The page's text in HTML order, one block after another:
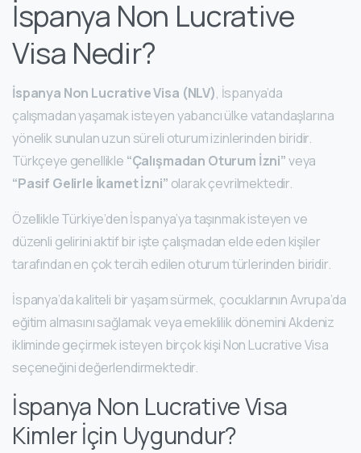
İspanya Non Lucrative
Visa Nedir?
İspanya Non Lucrative Visa (NLV), İspanya’da
çalışmadan yaşamak isteyen yabancı ülke vatandaşlarına
yönelik sunulan uzun süreli oturum izinlerinden biridir.
Türkçeye genellikle “Çalışmadan Oturum İzni”veya
“Pasif Gelirle İkamet İzni” olarak çevrilmektedir.
Özellikle Türkiye’den İspanya’ya taşınmak isteyen ve
düzenli gelirini aktif bir işte çalışmadan elde eden kişiler
tarafından en çok tercih edilen oturum türlerinden biridir.
İspanya’da kaliteli bir yaşam sürmek, çocuklarının Avrupa’da
eğitim almasını sağlamak veya emeklilik dönemini Akdeniz
ikliminde geçirmek isteyen birçok kişi Non Lucrative Visa
seçeneğini değerlendirmektedir.
İspanya Non Lucrative Visa
Kimler İçin Uygundur?